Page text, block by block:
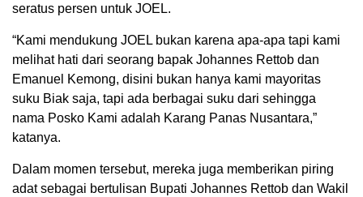
seratus persen untuk JOEL.
“Kami mendukung JOEL bukan karena apa-apa tapi kami
melihat hati dari seorang bapak Johannes Rettob dan
Emanuel Kemong, disini bukan hanya kami mayoritas
suku Biak saja, tapi ada berbagai suku dari sehingga
nama Posko Kami adalah Karang Panas Nusantara,”
katanya.
Dalam momen tersebut, mereka juga memberikan piring
adat sebagai bertulisan Bupati Johannes Rettob dan Wakil